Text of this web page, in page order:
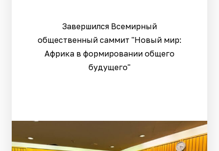
Завершился Всемирный
общественный саммит "Новый мир:
Африка в формировании общего
будущего"